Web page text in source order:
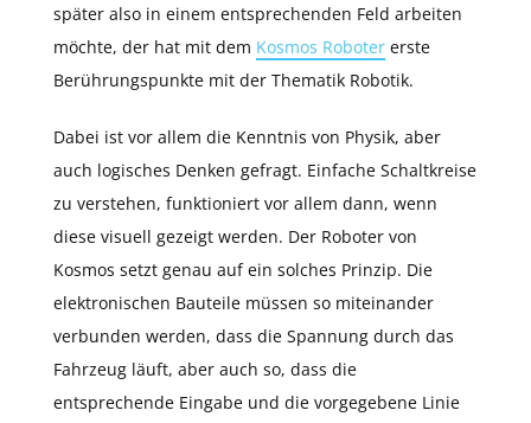
später also in einem entsprechenden Feld arbeiten
möchte, der hat mit dem Kosmos Roboter erste
Berührungspunkte mit der Thematik Robotik.
Dabei ist vor allem die Kenntnis von Physik, aber
auch logisches Denken gefragt. Einfache Schaltkreise
zu verstehen, funktioniert vor allem dann, wenn
diese visuell gezeigt werden. Der Roboter von
Kosmos setzt genau auf ein solches Prinzip. Die
elektronischen Bauteile müssen so miteinander
verbunden werden, dass die Spannung durch das
Fahrzeug läuft, aber auch so, dass die
entsprechende Eingabe und die vorgegebene Linie